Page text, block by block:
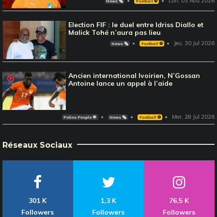
Election FIF : le duel entre Idriss Diallo et
Malick Tohé n’aura pas lieu
News 🗞️ Football ⚽️ Jeu, 30 Jul 2026
Ancien international Ivoirien, N’Gossan
Antoine lance un appel à l’aide
Potins People 🌟 News 🗞️ Football ⚽️ Mar, 28 Jul 2026
Réseaux Sociaux
301 K
Followers
1,3 K
Followers
76,5 K
Followers